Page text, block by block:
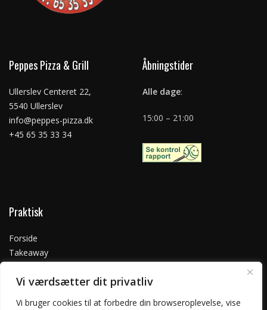
Vi værdsætter dit privatliv
Vi bruger cookies til at forbedre din browseroplevelse, vise
Peppes Pizza & Grill
Ullerslev Centeret 22,
5540 Ullerslev
info@peppes-pizza.dk
+45 65 35 33 34
Åbningstider
Alle dage:
15:00 – 21:00
Praktisk
Forside
Takeaway
Handelsbetingelser